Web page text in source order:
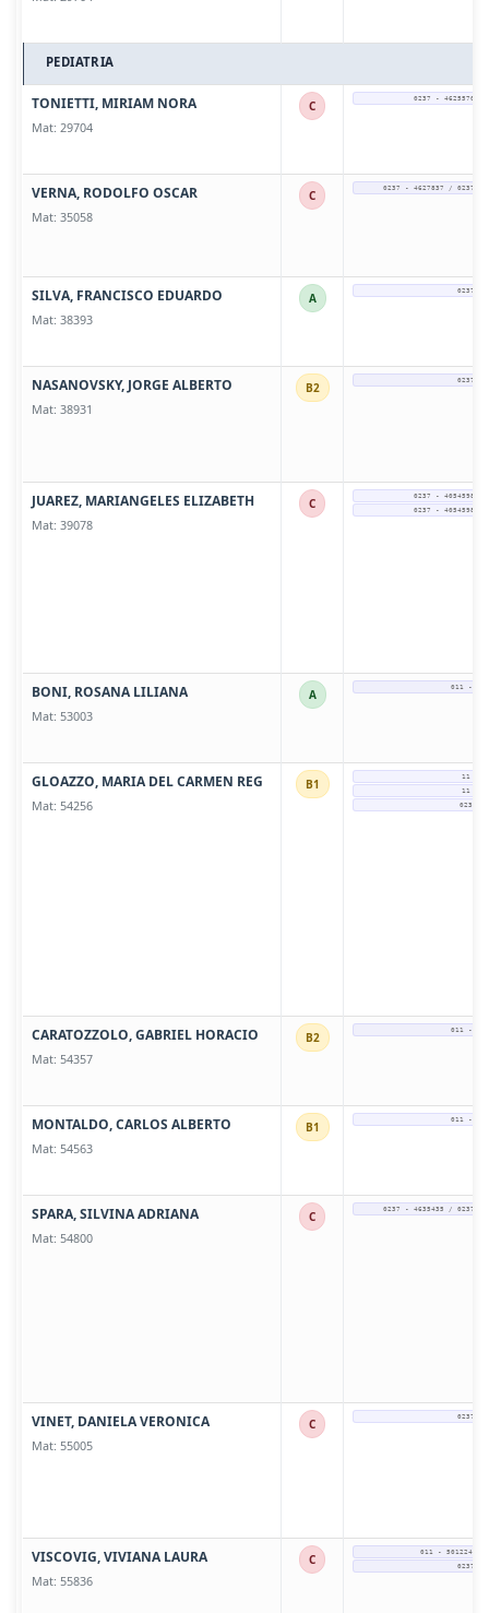
PEDIATRIA
TONIETTI, MIRIAM NORA
Mat: 29704
C 0237 - 4625570 /
VERNA, RODOLFO OSCAR
Mat: 35058
C 0237 - 4627837 / 0237 -
SILVA, FRANCISCO EDUARDO
Mat: 38393
A 0237 -
NASANOVSKY, JORGE ALBERTO
Mat: 38931
B2 0237 -
JUAREZ, MARIANGELES ELIZABETH
Mat: 39078
C 0237 - 4054598 /
0237 - 4054598 /
BONI, ROSANA LILIANA
Mat: 53003
A 011 - 15
GLOAZZO, MARIA DEL CARMEN REG
Mat: 54256
B1 11
11
0237-
CARATOZZOLO, GABRIEL HORACIO
Mat: 54357
B2 011 - 15
MONTALDO, CARLOS ALBERTO
Mat: 54563
B1 011 - 15
SPARA, SILVINA ADRIANA
Mat: 54800
C 0237 - 4635435 / 0237 -
VINET, DANIELA VERONICA
Mat: 55005
C 0237 -
VISCOVIG, VIVIANA LAURA
Mat: 55836
C 011 - 50122469
0237 -